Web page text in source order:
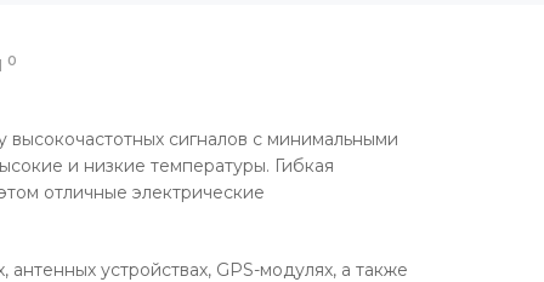
0
сигналов с минимальными
и низкие температуры. Гибкая
отличные электрические
устройствах, GPS-модулях, а также